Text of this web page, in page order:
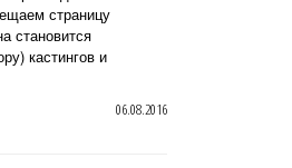
страницу
становится
кастингов и
06.08.2016